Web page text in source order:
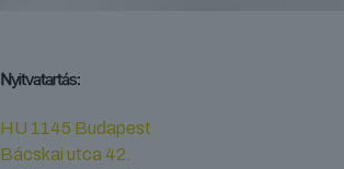
Nyitvatartás:
HU 1145 Budapest
Bácskai utca 42.